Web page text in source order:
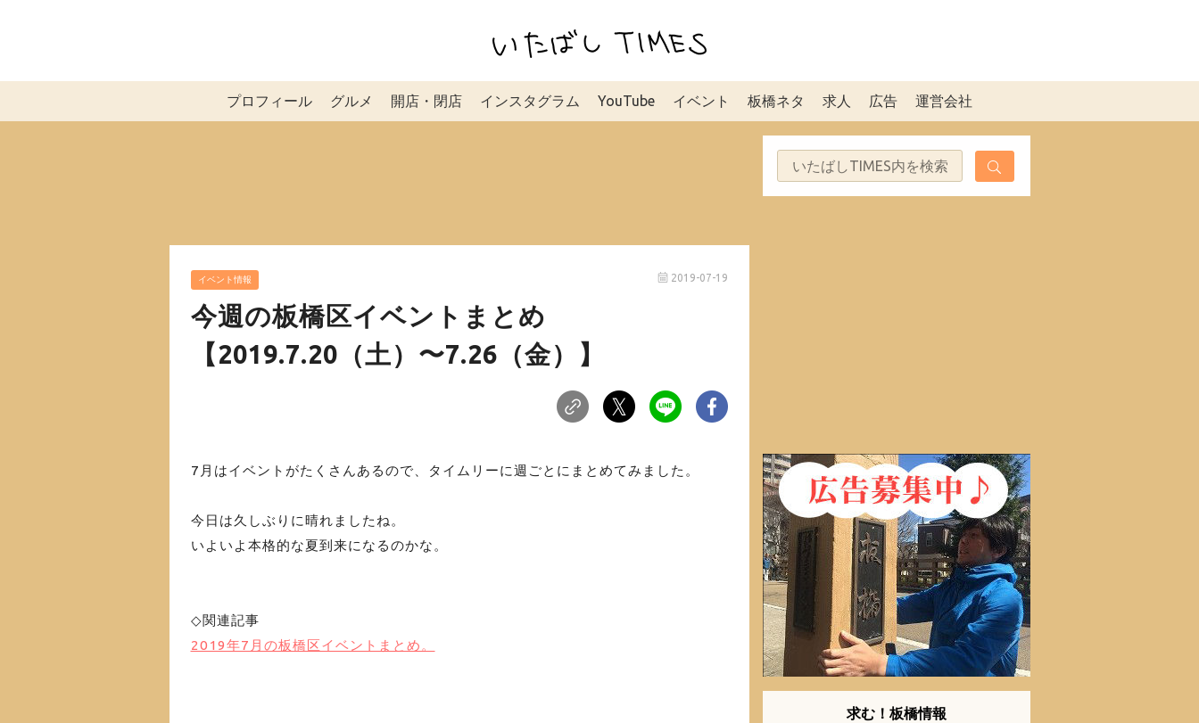
プロフィール グルメ 開店・閉店 インスタグラム YouTube イベント 板橋ネタ 求人 広告 運営会社
イベント情報 2019-07-19
今週の板橋区イベントまとめ
【2019.7.20（土）〜7.26（金）】
7月はイベントがたくさんあるので、タイムリーに週ごとにまとめてみました。
今日は久しぶりに晴れましたね。
いよいよ本格的な夏到来になるのかな。
◇関連記事
2019年7月の板橋区イベントまとめ。
求む！板橋情報